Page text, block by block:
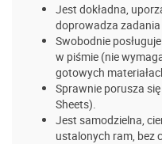
Jest dokładna,
doprowadza zadania
Swobodnie
w piśmie (nie
gotowych
Sprawnie porusza
Sheets).
Jest samodzielna,
ustalonych ram, bez